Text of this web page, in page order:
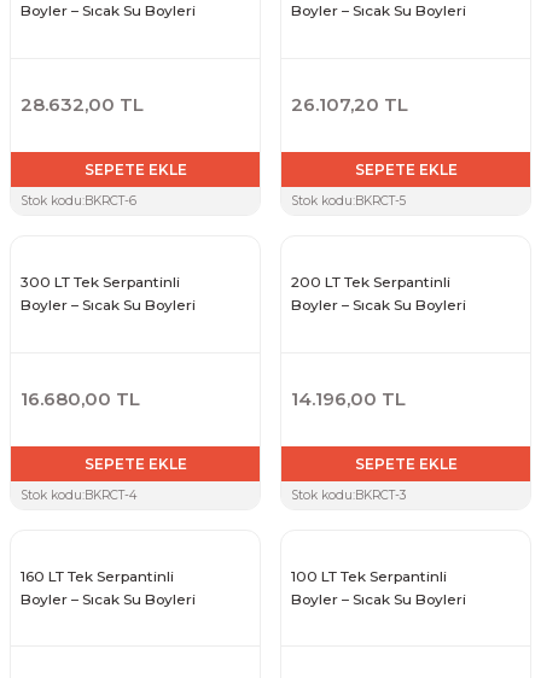
Boyler – Sıcak Su Boyleri
28.632,00 TL
SEPETE EKLE
Stok kodu:BKRCT-6
Boyler – Sıcak Su Boyleri
26.107,20 TL
SEPETE EKLE
Stok kodu:BKRCT-5
300 LT Tek Serpantinli
Boyler – Sıcak Su Boyleri
16.680,00 TL
SEPETE EKLE
Stok kodu:BKRCT-4
200 LT Tek Serpantinli
Boyler – Sıcak Su Boyleri
14.196,00 TL
SEPETE EKLE
Stok kodu:BKRCT-3
160 LT Tek Serpantinli
Boyler – Sıcak Su Boyleri
100 LT Tek Serpantinli
Boyler – Sıcak Su Boyleri